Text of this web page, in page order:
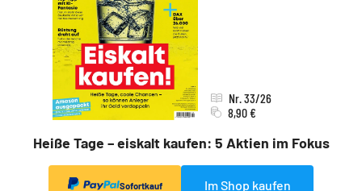
Heiße Tage – eiskalt kaufen: 5 Aktien im Fokus
Nr. 33/26
8,90 €
Sofortkauf Im Shop kaufen